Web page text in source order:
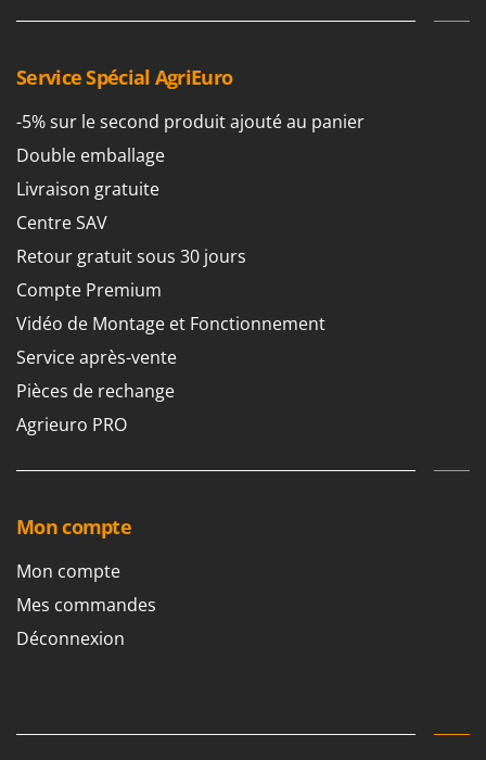
WIDU
Wolf Garten
Wortex
Worx
Y Yard Force
Z
Zephir
Zodiac
Service Spécial AgriEuro
-5% sur le second produit ajouté au panier
Double emballage
Livraison gratuite
Centre SAV
Retour gratuit sous 30 jours
Compte Premium
Vidéo de Montage et Fonctionnement
Service après-vente
Pièces de rechange
Agrieuro PRO
Mon compte
Mon compte
Mes commandes
Déconnexion